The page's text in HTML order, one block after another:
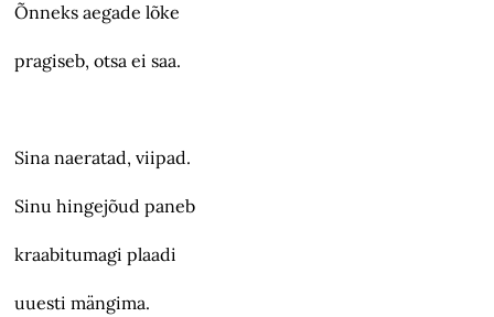
Õnneks aegade lõke
pragiseb, otsa ei saa.
Sina naeratad, viipad.
Sinu hingejõud paneb
kraabitumagi plaadi
uuesti mängima.